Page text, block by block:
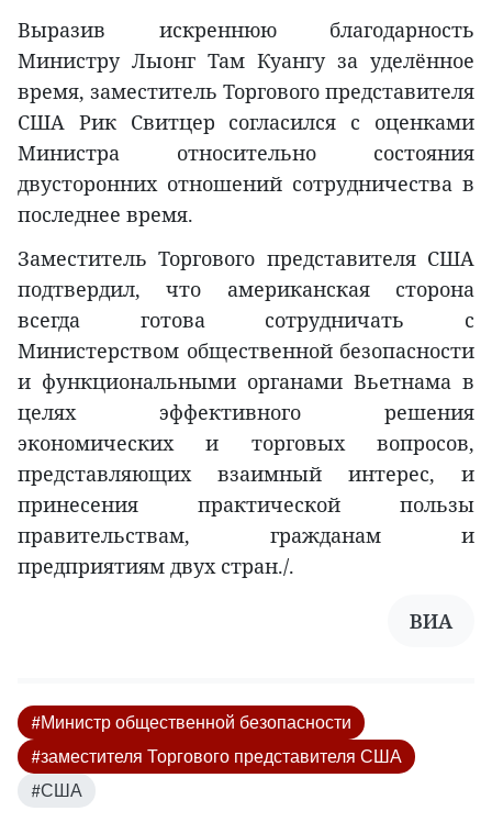
Выразив искреннюю благодарность
Министру Лыонг Там Куангу за уделённое
время, заместитель Торгового представителя
США Рик Свитцер согласился с оценками
Министра относительно состояния
двусторонних отношений сотрудничества в
последнее время.
Заместитель Торгового представителя США
подтвердил, что американская сторона
всегда готова сотрудничать с
Министерством общественной безопасности
и функциональными органами Вьетнама в
целях эффективного решения
экономических и торговых вопросов,
представляющих взаимный интерес, и
принесения практической пользы
правительствам, гражданам и
предприятиям двух стран./.
ВИА
#Министр общественной безопасности
#заместителя Торгового представителя США
#США